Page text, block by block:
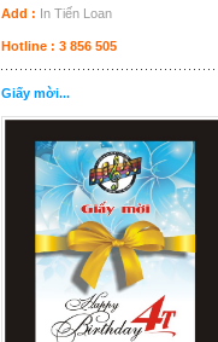
Add : In Tiến Loan
Hotline : 3 856 505
Giấy mời...